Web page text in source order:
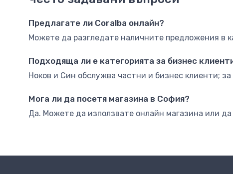
Предлагате ли Coralba онлайн?
Можете да разгледате наличните предложения в
Подходяща ли е категорията за бизнес
Ноков и Син обслужва частни и бизнес клиенти;
Мога ли да посетя магазина в София?
Да. Можете да използвате онлайн магазина или